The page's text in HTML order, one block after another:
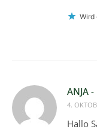
Wird
ANJA
4.
Hallo